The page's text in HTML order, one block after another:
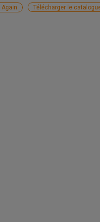
Télécharger le
Again